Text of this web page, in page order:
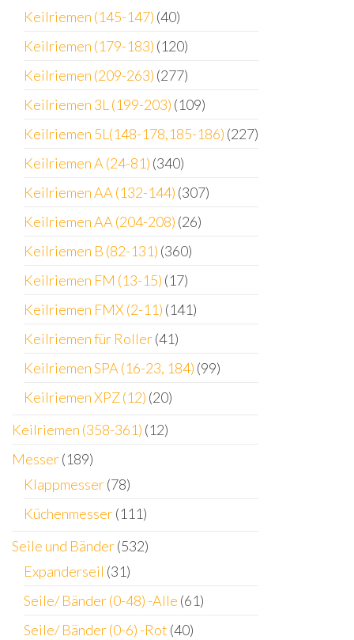
Keilriemen (145-147) (40)
Keilriemen (179-183) (120)
Keilriemen (209-263) (277)
Keilriemen 3L (199-203) (109)
Keilriemen 5L(148-178,185-186) (227)
Keilriemen A (24-81) (340)
Keilriemen AA (132-144) (307)
Keilriemen AA (204-208) (26)
Keilriemen B (82-131) (360)
Keilriemen FM (13-15) (17)
Keilriemen FMX (2-11) (141)
Keilriemen für Roller(41)
Keilriemen SPA (16-23, 184) (99)
Keilriemen XPZ (12) (20)
Keilriemen (358-361) (12)
Messer(189)
Klappmesser(78)
Küchenmesser(111)
Seile und Bänder(532)
Expanderseil (31)
Seile/ Bänder (0-48) -Alle (61)
Seile/ Bänder (0-6) -Rot (40)